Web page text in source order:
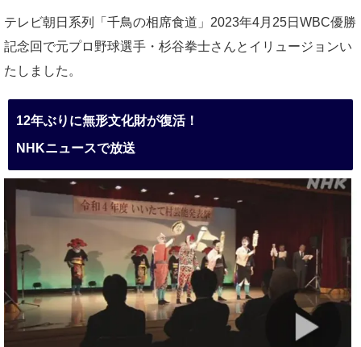
テレビ朝日系列「千鳥の相席食道」2023年4月25日WBC優勝
記念回で元プロ野球選手・杉谷拳士さんとイリュージョンい
たしました。
12年ぶりに無形文化財が復活！
NHKニュースで放送